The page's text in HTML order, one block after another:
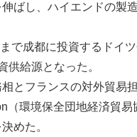
ばし、ハイエンドの製
で成都に投資するドイ
供給源となった。
とフランスの対外貿易
（環境保全団地経済貿
めた。